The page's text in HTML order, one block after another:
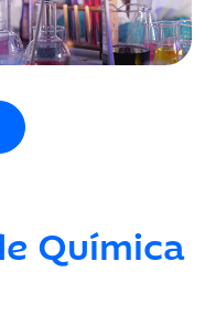
Química